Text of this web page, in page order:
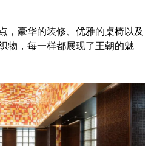
，豪华的装修、优雅的桌椅以及
物，每一样都展现了王朝的魅